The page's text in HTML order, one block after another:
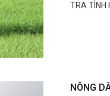
TRA TÌNH
NÔNG